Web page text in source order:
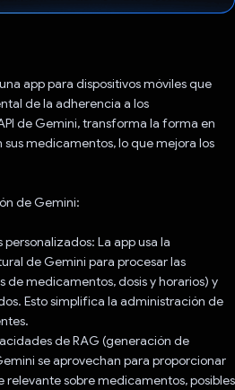
app para dispositivos móviles que
de la adherencia a los
de Gemini, transforma la forma en
medicamentos, lo que mejora los
de Gemini:
La app usa la
de Gemini para procesar las
de medicamentos, dosis y horarios) y
Esto simplifica la administración de
de RAG (generación de
se aprovechan para proporcionar
sobre medicamentos, posibles